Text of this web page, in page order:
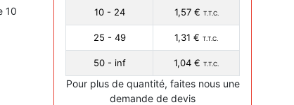
10
10 - 24 1,57 € T.T.C.
25 - 49 1,31 € T.T.C.
50 - inf 1,04 € T.T.C.
Pour plus de quantité, faites nous une
demande de devis